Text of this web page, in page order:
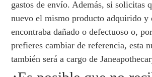
gastos de envío. Además, si solicitas
nuevo el mismo producto adquirido y
encontraba dañado o defectuoso o,
prefieres cambiar de referencia, esta
también será a cargo de